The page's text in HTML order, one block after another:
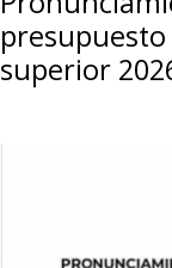
superior